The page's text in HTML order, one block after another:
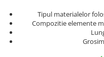
Tipul materialelor
Compozitie elemente